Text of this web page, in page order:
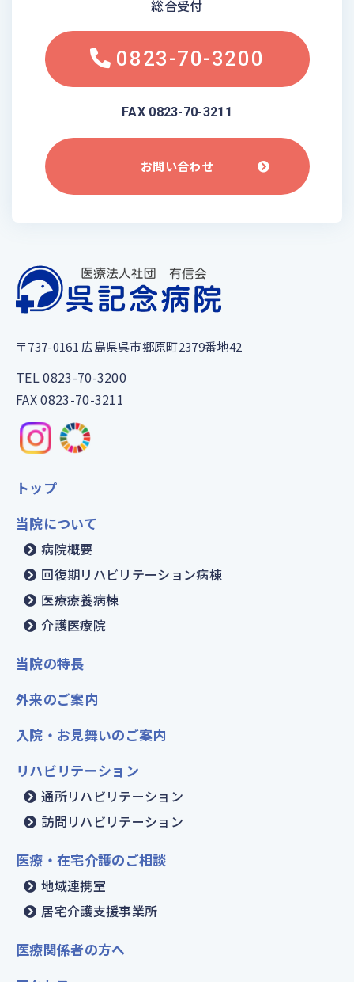
総合受付
0823-70-3200
FAX 0823-70-3211
お問い合わせ
〒737-0161広島県呉市郷原町2379番地42
TEL0823-70-3200
FAX0823-70-3211
トップ
当院について
病院概要
回復期リハビリテーション病棟
医療療養病棟
介護医療院
当院の特長
外来のご案内
入院・お見舞いのご案内
リハビリテーション
通所リハビリテーション
訪問リハビリテーション
医療・在宅介護のご相談
地域連携室
居宅介護支援事業所
医療関係者の方へ